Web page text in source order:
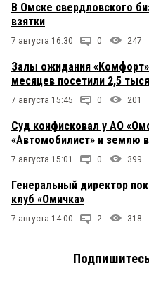
В Омске свердловского
взятки
7 августа 16:30 0 247
Залы ожидания
месяцев посетили 2,5
7 августа 15:45 0 201
Суд конфисковал у АО
«Автомобилист» и землю
7 августа 15:01 0 399
Генеральный директор
клуб «Омичка»
7 августа 14:00 2 318